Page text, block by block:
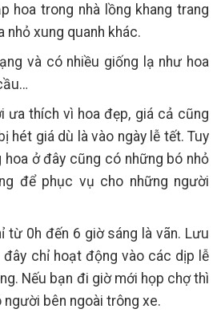
hoa trong nhà lồng khang trang
nhỏ xung quanh khác.
và có nhiều giống lạ như hoa
ưa thích vì hoa đẹp, giá cả cũng
hét giá dù là vào ngày lễ tết. Tuy
hoa ở đây cũng có những bó nhỏ
để phục vụ cho những người
từ 0h đến 6 giờ sáng là vãn. Lưu
chỉ hoạt động vào các dịp lễ
Nếu bạn đi giờ mới họp chợ thì
bên ngoài trông xe.